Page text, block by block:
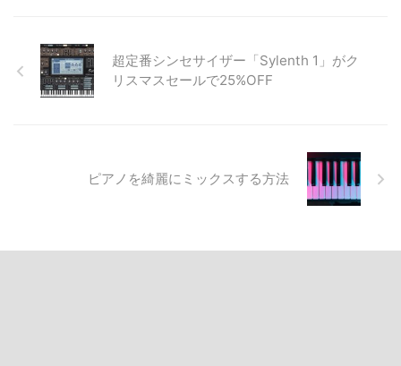
超定番シンセサイザー「Sylenth 1」がク
リスマスセールで25%OFF
ピアノを綺麗にミックスする方法